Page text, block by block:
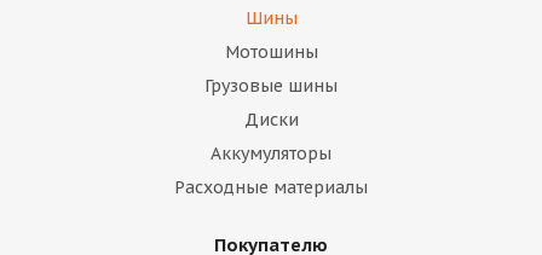
Шины
Мотошины
Грузовые шины
Диски
Аккумуляторы
Расходные материалы
Покупателю